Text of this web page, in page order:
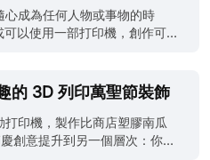
印後旋轉」，現在則演變成
、邊緣幾何形狀，甚至空氣
。有人追求接近競技用途的性
進場時極具氣勢的作品。兩
安全提示：3D 列印爆旋陀螺
可能飛出。只應在完整封
，佩戴護目鏡，讓旁觀者保
成為任何人物或事物的時
以使用一部打印機，創作可
重要內容，包括最佳 3D 列印
計、列印並完成專業級面具。
費檔案，以及哪些 3D 列印
如果沒有打印機，或沒有時
的 3D 列印萬聖節裝飾
印機，製作比商店塑膠南瓜
創意提升到另一個層次：你可